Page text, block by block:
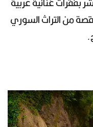
من التراث السوري